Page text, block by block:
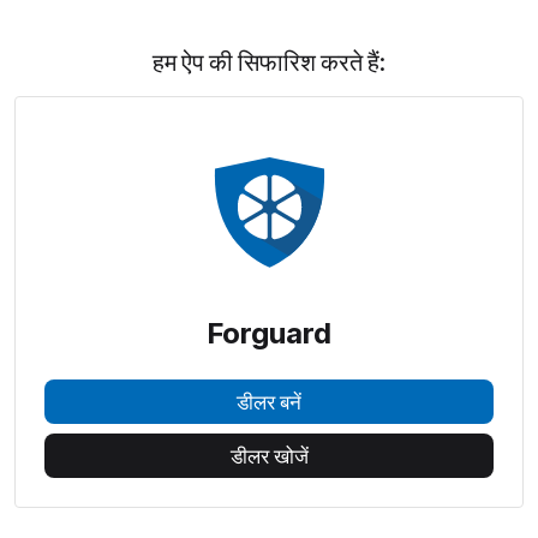
हम ऐप की सिफारिश करते हैं:
Forguard
डीलर बनें
डीलर खोजें